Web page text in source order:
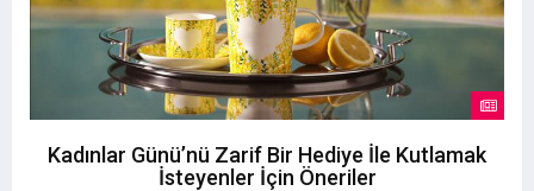
Kadınlar Günü’nü Zarif Bir Hediye İle Kutlamak
İsteyenler İçin Öneriler